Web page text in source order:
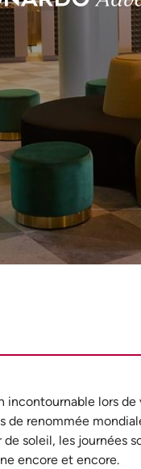
incontournable lors
de renommée
soleil, les journées
encore et encore.